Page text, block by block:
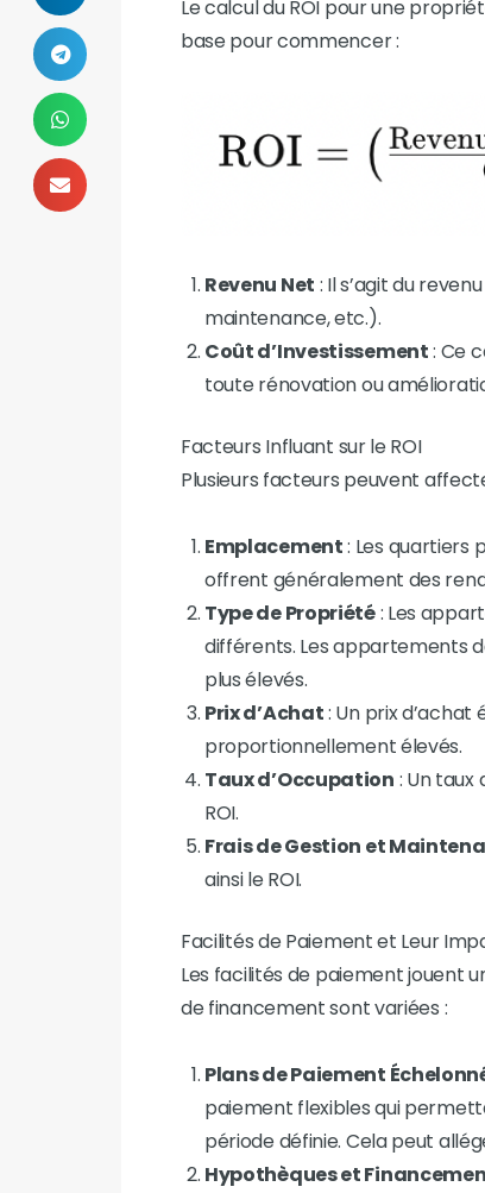
Le calcul du ROI pour une
base pour commencer :
Revenu Net : Il s’agit du
maintenance, etc.).
Coût d’Investissement: Ce
toute rénovation ou
Facteurs Influant sur le ROI
Plusieurs facteurs peuvent
Emplacement: Les quartiers
offrent généralement des
Type de Propriété: Les
différents. Les appartements
plus élevés.
Prix d’Achat: Un prix d’achat
proportionnellement élevés.
Taux d’Occupation : Un
ROI.
Frais de Gestion et
ainsi le ROI.
Facilités de Paiement et Leur
Les facilités de paiement jouent
de financement sont variées :
Plans de Paiement
paiement flexibles qui
période définie. Cela peut
Hypothèques et